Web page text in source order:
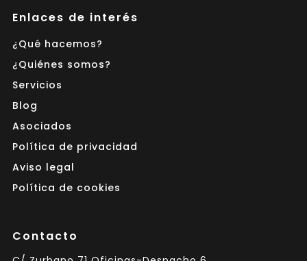
Enlaces de interés
¿Qué hacemos?
¿Quiénes somos?
Servicios
Blog
Asociados
Política de privacidad
Aviso legal
Política de cookies
Contacto